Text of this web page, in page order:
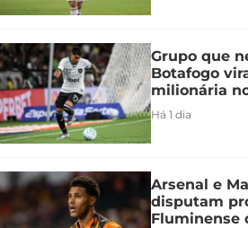
Grupo que
Botafogo
milionária
Há 1 dia
Arsenal e
disputam
Fluminense